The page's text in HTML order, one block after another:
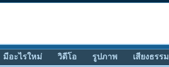
มีอะไรใหม่ วิดีโอ รูปภาพ เสียงธรรม